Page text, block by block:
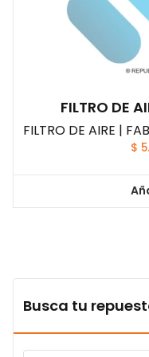
FILTRO DE
FILTRO DE AIRE |
$
Busca tu